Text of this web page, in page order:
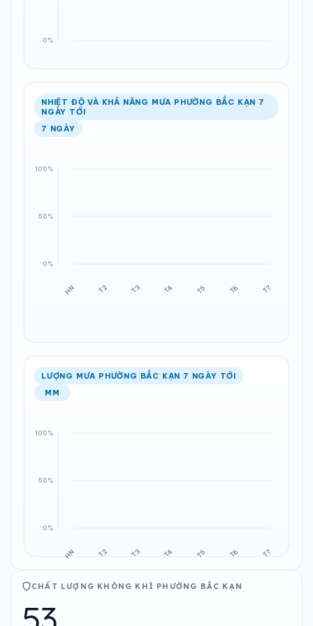
NHIỆT ĐỘ VÀ KHẢ NĂNG MƯA PHƯỜNG BẮC KẠN 7
NGÀY TỚI
7 NGÀY
LƯỢNG MƯA PHƯỜNG BẮC KẠN 7 NGÀY TỚI
MM
CHẤT LƯỢNG KHÔNG KHÍ PHƯỜNG BẮC KẠN